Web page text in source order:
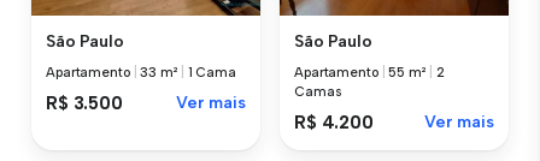
São Paulo
Apartamento |33 m² 1 Cama
R$ 3.500 Ver mais
São Paulo
Apartamento |55 m²
2
Camas
R$ 4.200 Ver mais